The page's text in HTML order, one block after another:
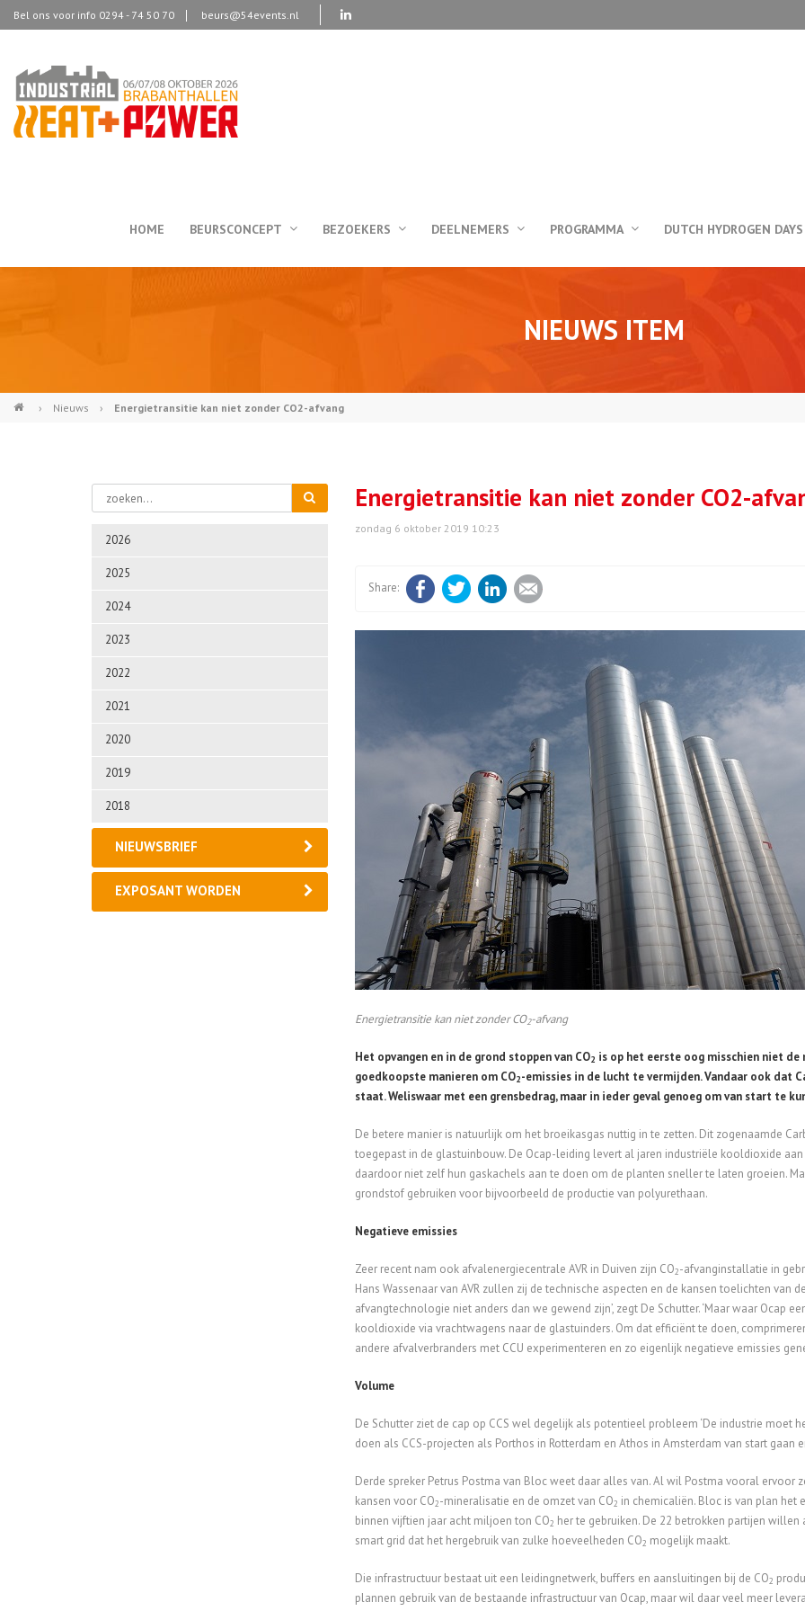
Bel ons voor info 0294 - 74 50 70 beurs@54events.nl
HOME BEURSCONCEPT BEZOEKERS DEELNEMERS PROGRAMMA DUTCH HYDROGEN DAYS
NIEUWS ITEM
› Nieuws › Energietransitie kan niet zonder CO2-afvang
2026
2025
2024
2023
2022
2021
2020
2019
2018
NIEUWSBRIEF
EXPOSANT WORDEN
Energietransitie kan niet zonder CO2-
zondag 6 oktober 2019 10:23
FacebookTwitterLinkedInE-mail
Energietransitie kan niet zonder CO2-afvang
Het opvangen en in de grond stoppen van CO2 is op het eerste oog misschien niet
goedkoopste manieren om CO2-emissies in de lucht te vermijden. Vandaar ook dat
staat. Weliswaar met een grensbedrag, maar in ieder geval genoeg om van start te
De betere manier is natuurlijk om het broeikasgas nuttig in te zetten. Dit zogenaamde
toegepast in de glastuinbouw. De Ocap-leiding levert al jaren industriële kooldioxide
daardoor niet zelf hun gaskachels aan te doen om de planten sneller te laten groeien.
grondstof gebruiken voor bijvoorbeeld de productie van polyurethaan.
Negatieve emissies
Zeer recent nam ook afvalenergiecentrale AVR in Duiven zijn CO2-afvanginstallatie in
Hans Wassenaar van AVR zullen zij de technische aspecten en de kansen toelichten van
afvangtechnologie niet anders dan we gewend zijn’, zegt De Schutter. ‘Maar waar Ocap
kooldioxide via vrachtwagens naar de glastuinders. Om dat efficiënt te doen,
andere afvalverbranders met CCU experimenteren en zo eigenlijk negatieve emissies
Volume
De Schutter ziet de cap op CCS wel degelijk als potentieel probleem ‘De industrie moet
doen als CCS-projecten als Porthos in Rotterdam en Athos in Amsterdam van start gaan
Derde spreker Petrus Postma van Bloc weet daar alles van. Al wil Postma vooral ervoor
kansen voor CO2-mineralisatie en de omzet van CO2 in chemicaliën. Bloc is van plan het
binnen vijftien jaar acht miljoen ton CO2 her te gebruiken. De 22 betrokken partijen
smart grid dat het hergebruik van zulke hoeveelheden CO2 mogelijk maakt.
Die infrastructuur bestaat uit een leidingnetwerk, buffers en aansluitingen bij de CO2
plannen gebruik van de bestaande infrastructuur van Ocap, maar wil daar veel meer